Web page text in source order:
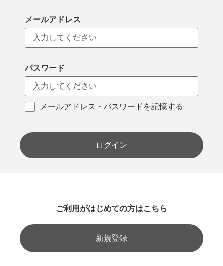
メールアドレス
パスワード
メールアドレス・パスワードを記憶する
ログイン
ご利用がはじめての方はこちら
新規登録